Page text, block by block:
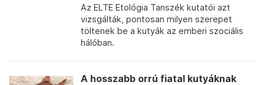
Az ELTE Etológia Tanszék kutatói azt
vizsgálták, pontosan milyen szerepet
töltenek be a kutyák az emberi szociális
hálóban.
A hosszabb orrú fiatal kutyáknak